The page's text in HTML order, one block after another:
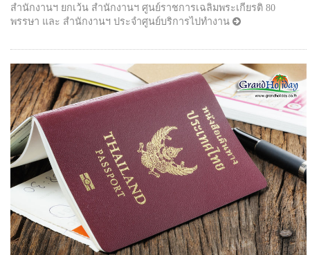
สำนักงานฯ ยกเว้น สำนักงานฯ ศูนย์ราชการเฉลิมพระเกียรติ 80
พรรษา และ สำนักงานฯ ประจำศูนย์บริการไปทำงาน